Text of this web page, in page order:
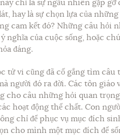
chỉ là sự ngẫu nhiên gặp gỡ
hay là sự chọn lựa của những
cam kết đó? Những câu hỏi
nghĩa của cuộc sống, hoặc
đáng.
tử vi cũng đã cố gắng tìm câu
người đó ra đời. Các tôn giáo
cho câu những hỏi quan trọng
hoạt động thể chất. Con
chỉ để phục vụ mục đích
cho mình một mục đích để